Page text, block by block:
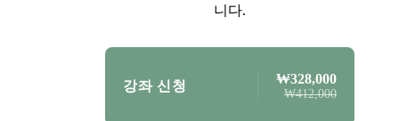
니다.
강좌 신청 ₩328,000
₩412,000